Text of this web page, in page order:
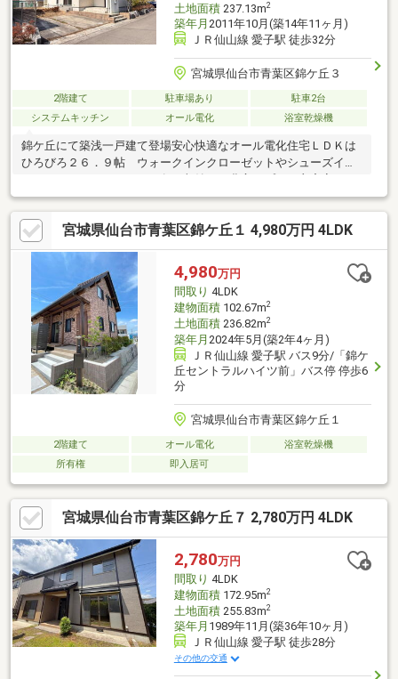
土地面積237.13m2
築年月 2011年10月(築14年11ヶ月)
ＪＲ仙山線 愛子駅 徒歩32分
宮城県仙台市青葉区錦ケ丘３
2階建て 駐車場あり
駐車2台
システムキッチン
オール電化 浴室乾燥機
錦ケ丘にて築浅一戸建て登場安心快適なオール電化住宅ＬＤＫは
ひろびろ２６．９帖 ウォークインクローゼットやシューズイン
とりの１０帖、在宅ワークにも嬉しい書斎付き庭もしっかりあり
ますので、お子様と遊んだり趣味に利用したりと大活躍ですね！
間仕切りを入れれば ２ＬＤＫ → ４ＬＤＫ に変更可能各種
住宅ローンも取り扱いいたします。・団体信用生命保険を充実さ
せたい・今ある車のローンや 教育ローンなどをまとめて借入し
たいなど、ご要望に応じた住宅ローンをご提案いたします。お気
軽にご相談ください。
宮城県仙台市青葉区錦ケ丘１ 4,980万円 4LDK
4,980万円
間取り 4LDK
建物面積102.67m2
土地面積236.82m2
築年月 2024年5月(築2年4ヶ月)
ＪＲ仙山線 愛子駅 バス9分/「錦ケ
丘セントラルハイツ前」バス停 停歩6
分
宮城県仙台市青葉区錦ケ丘１
2階建て オール電化
浴室乾燥機
所有権
即入居可
宮城県仙台市青葉区錦ケ丘７ 2,780万円 4LDK
2,780万円
間取り 4LDK
建物面積172.95m2
土地面積255.83m2
築年月 1989年11月(築36年10ヶ月)
ＪＲ仙山線 愛子駅 徒歩28分
その他の交通